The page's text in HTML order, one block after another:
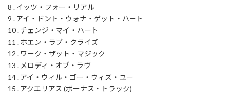
8 . イッツ・フォー・リアル
9 . アイ・ドント・ウォナ・ゲット・ハート
10 . チェンジ・マイ・ハート
11 . ホエン・ラブ・クライズ
12 . ワーク・ザット・マジック
13 . メロディ・オブ・ラヴ
14 . アイ・ウィル・ゴー・ウィズ・ユー
15 . アクエリアス (ボーナス・トラック)